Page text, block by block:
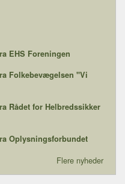
EHS Foreningen
Folkebevægelsen "Vi
Rådet for Helbredssikker
Oplysningsforbundet
Flere nyheder